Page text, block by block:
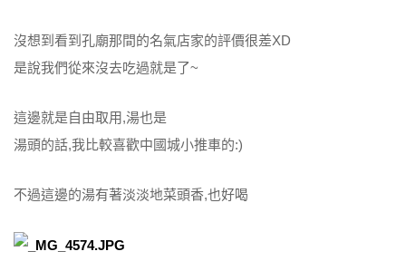
沒想到看到孔廟那間的名氣店家的評價很差XD
是說我們從來沒去吃過就是了~
這邊就是自由取用,湯也是
湯頭的話,我比較喜歡中國城小推車的:)
不過這邊的湯有著淡淡地菜頭香,也好喝